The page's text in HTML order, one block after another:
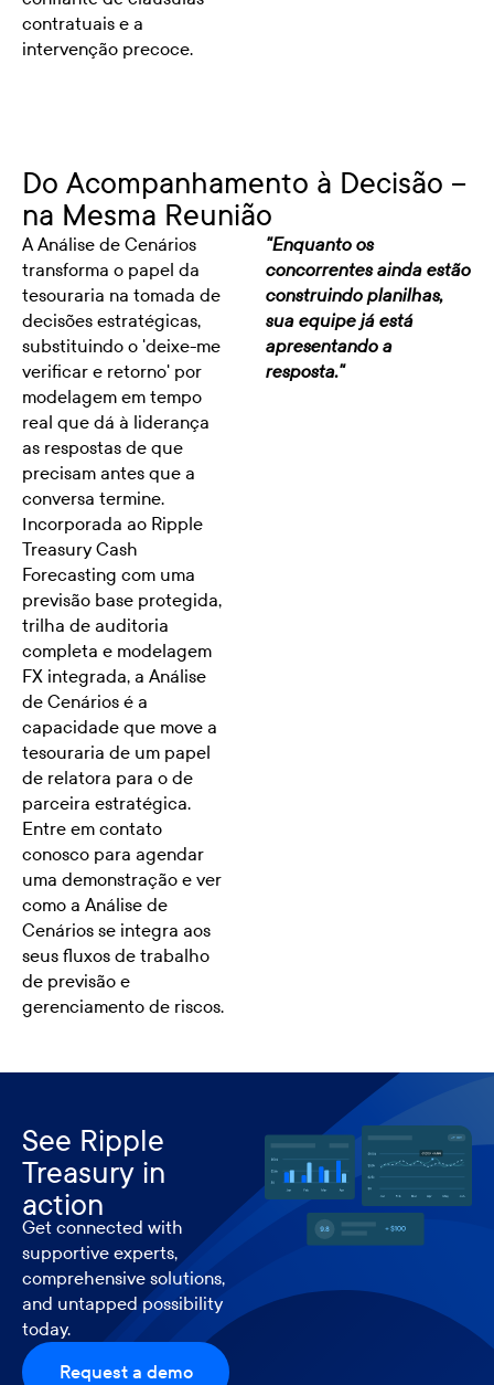
contratuais e a
intervenção precoce.
Do Acompanhamento à Decisão --
na Mesma Reunião
A Análise de Cenários
transforma o papel da
tesouraria na tomada de
decisões estratégicas,
substituindo o 'deixe-me
verificar e retorno' por
modelagem em tempo
real que dá à liderança
as respostas de que
precisam antes que a
conversa termine.
Incorporada ao Ripple
Treasury Cash
Forecasting com uma
previsão base protegida,
trilha de auditoria
completa e modelagem
FX integrada, a Análise
de Cenários é a
capacidade que move a
tesouraria de um papel
de relatora para o de
parceira estratégica.
Entre em contato
conosco para agendar
uma demonstração e ver
como a Análise de
Cenários se integra aos
seus fluxos de trabalho
de previsão e
gerenciamento de riscos.
"Enquanto os
concorrentes ainda estão
construindo planilhas,
sua equipe já está
apresentando a
resposta."
See Ripple
Treasury in
action
Get connected with
supportive experts,
comprehensive solutions,
and untapped possibility
today.
Request a demo